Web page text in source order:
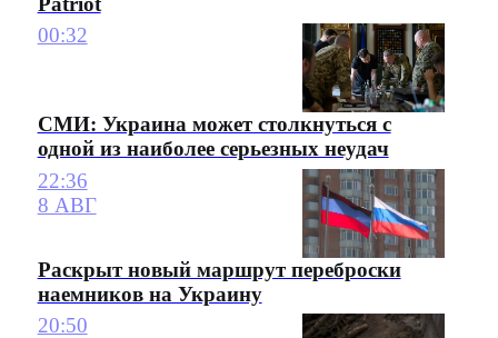
00:32
СМИ: Украина может столкнуться с
одной из наиболее серьезных неудач
22:36
8 АВГ
Раскрыт новый маршрут переброски
наемников на Украину
20:50